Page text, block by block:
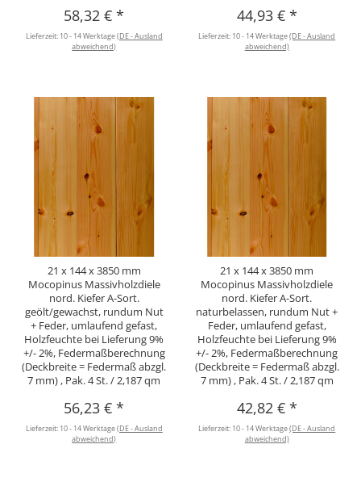
58,32 €*
Lieferzeit: 10 - 14 Werktage(DE - Ausland
abweichend)
44,93 € *
Lieferzeit: 10 - 14 Werktage(DE - Ausland
abweichend)
21 x 144 x 3850 mm
Mocopinus Massivholzdiele
nord. Kiefer A-Sort.
geölt/gewachst, rundum Nut
+ Feder, umlaufend gefast,
Holzfeuchte bei Lieferung 9%
+/- 2%, Federmaßberechnung
(Deckbreite = Federmaß abzgl.
7 mm) , Pak. 4 St. / 2,187 qm
56,23 €*
Lieferzeit: 10 - 14 Werktage(DE - Ausland
abweichend)
21 x 144 x 3850 mm
Mocopinus Massivholzdiele
nord. Kiefer A-Sort.
naturbelassen, rundum Nut +
Feder, umlaufend gefast,
Holzfeuchte bei Lieferung 9%
+/- 2%, Federmaßberechnung
(Deckbreite = Federmaß abzgl.
7 mm) , Pak. 4 St. / 2,187 qm
42,82 € *
Lieferzeit: 10 - 14 Werktage(DE - Ausland
abweichend)